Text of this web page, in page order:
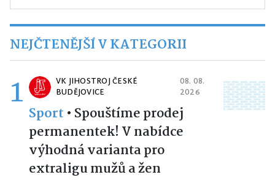
NEJČTENĚJŠÍ V KATEGORII
1
VK JIHOSTROJ ČESKÉ
BUDĚJOVICE
08. 08.
2026
Sport • Spouštíme prodej
permanentek! V nabídce
výhodná varianta pro
extraligu mužů a žen